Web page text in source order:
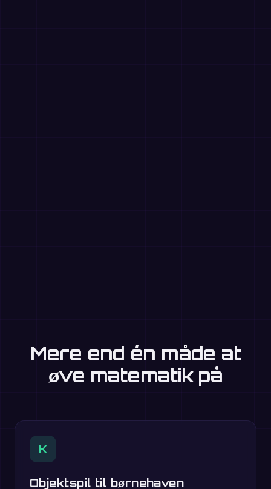
Mere end én måde at
øve matematik på
K
Objektspil til børnehaven